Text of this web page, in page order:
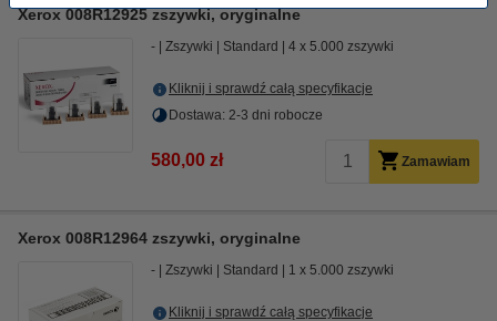
Xerox 008R12925 zszywki, oryginalne
- Zszywki Standard 4 x 5.000 zszywki
Kliknij i sprawdź całą specyfikacje
Dostawa: 2-3 dni robocze
580,00 zł Zamawiam
Xerox 008R12964 zszywki, oryginalne
- Zszywki Standard 1 x 5.000 zszywki
Kliknij i sprawdź całą specyfikacje